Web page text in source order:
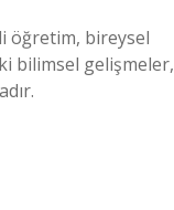
öğretim, bireysel
bilimsel gelişmeler,